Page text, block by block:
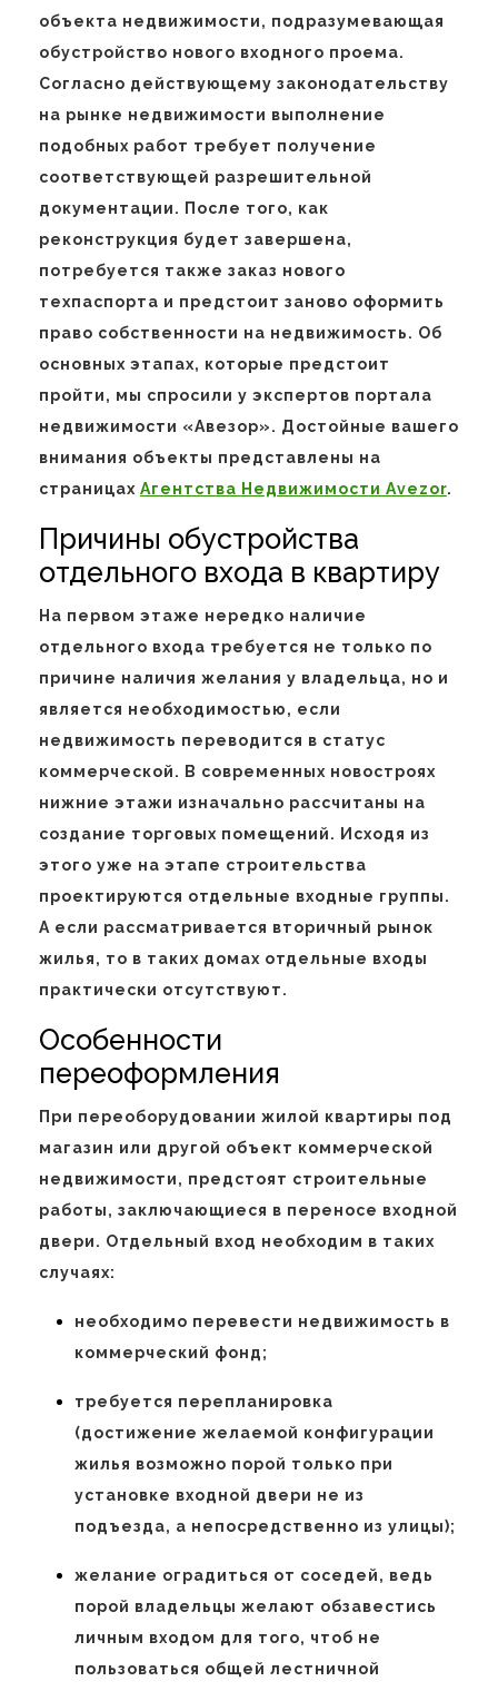
объекта недвижимости, подразумевающая
обустройство нового входного проема.
Согласно действующему законодательству
на рынке недвижимости выполнение
подобных работ требует получение
соответствующей разрешительной
документации. После того, как
реконструкция будет завершена,
потребуется также заказ нового
техпаспорта и предстоит заново оформить
право собственности на недвижимость. Об
основных этапах, которые предстоит
пройти, мы спросили у экспертов портала
недвижимости «Авезор». Достойные вашего
внимания объекты представлены на
страницах Агентства Недвижимости Avezor.
Причины обустройства
отдельного входа в квартиру
На первом этаже нередко наличие
отдельного входа требуется не только по
причине наличия желания у владельца, но и
является необходимостью, если
недвижимость переводится в статус
коммерческой. В современных новостроях
нижние этажи изначально рассчитаны на
создание торговых помещений. Исходя из
этого уже на этапе строительства
проектируются отдельные входные группы.
А если рассматривается вторичный рынок
жилья, то в таких домах отдельные входы
практически отсутствуют.
Особенности
переоформления
При переоборудовании жилой квартиры под
магазин или другой объект коммерческой
недвижимости, предстоят строительные
работы, заключающиеся в переносе входной
двери. Отдельный вход необходим в таких
случаях:
необходимо перевести недвижимость в
коммерческий фонд;
требуется перепланировка
(достижение желаемой конфигурации
жилья возможно порой только при
установке входной двери не из
подъезда, а непосредственно из улицы);
желание оградиться от соседей, ведь
порой владельцы желают обзавестись
личным входом для того, чтоб не
пользоваться общей лестничной